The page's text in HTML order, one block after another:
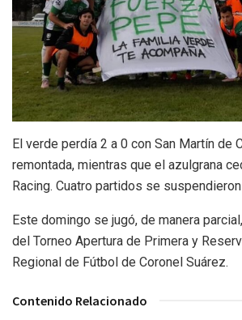
El verde perdía 2 a 0 con San Martín de
remontada, mientras que el azulgrana
Racing. Cuatro partidos se
Este domingo se jugó, de manera
del Torneo Apertura de Primera y
Regional de Fútbol de Coronel Suárez.
Contenido Relacionado